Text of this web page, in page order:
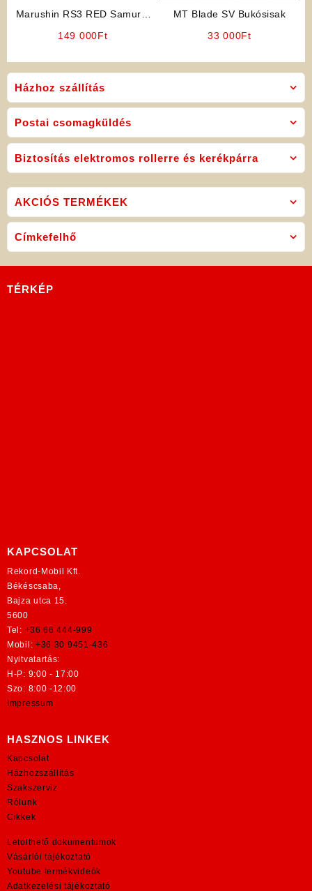
Házhoz szállítás
Postai csomagküldés
Biztosítás elektromos rollerre és kerékpárra
Marushin RS3 RED Samurai
149 000Ft
MT Blade SV Bukósisak
33 000Ft
AKCIÓS TERMÉKEK
Címkefelhő
TÉRKÉP
KAPCSOLAT
Rekord-Mobil Kft.
Békéscsaba,
Bajza utca 15.
5600
Tel: +36 66 444-999
Mobil: +36 30 9451-436
Nyitvatartás:
H-P: 9:00 - 17:00
Szo: 8:00 -12:00
Impressum
HASZNOS LINKEK
Kapcsolat
Házhozszállítás
Szakszerviz
Rólunk
Cikkek
Letölthető dokumentumok
Vásárlói tájékoztató
Youtube termékvideók
Adatkezelési tájékoztató